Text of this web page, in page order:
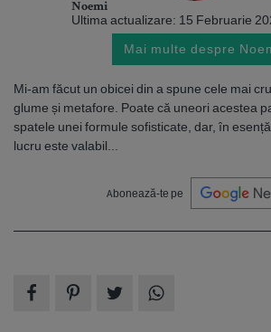
Noemi
Ultima actualizare: 15 Februarie
Mai multe despre
Mi-am făcut un obicei din a spune cele mai
glume și metafore. Poate că uneori acestea
spatele unei formule sofisticate, dar, în
lucru este valabil...
Abonează-te pe